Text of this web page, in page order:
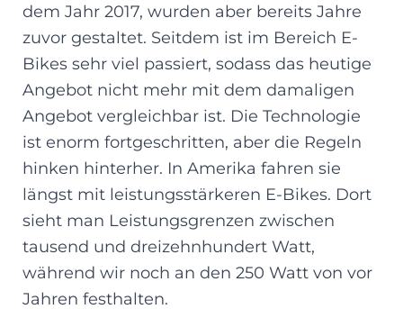
dem Jahr 2017, wurden aber bereits Jahre
zuvor gestaltet. Seitdem ist im Bereich E-
Bikes sehr viel passiert, sodass das heutige
Angebot nicht mehr mit dem damaligen
Angebot vergleichbar ist. Die Technologie
ist enorm fortgeschritten, aber die Regeln
hinken hinterher. In Amerika fahren sie
längst mit leistungsstärkeren E-Bikes. Dort
sieht man Leistungsgrenzen zwischen
tausend und dreizehnhundert Watt,
während wir noch an den 250 Watt von vor
Jahren festhalten.